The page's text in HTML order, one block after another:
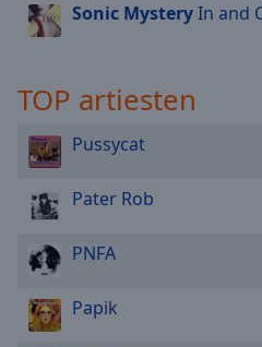
Sonic MysteryIn and
TOP artiesten
Pussycat
Pater Rob
PNFA
Papik